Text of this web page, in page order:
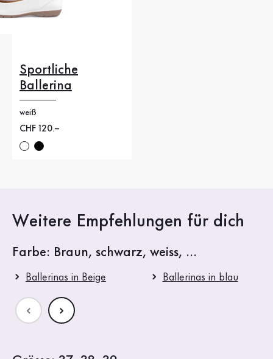
Sportliche
Ballerina
weiß
Neuer Preis
CHF 120.–
Weitere Empfehlungen für dich
Farbe: Braun, schwarz, weiss, ...
Ballerinas in Beige Ballerinas in blau